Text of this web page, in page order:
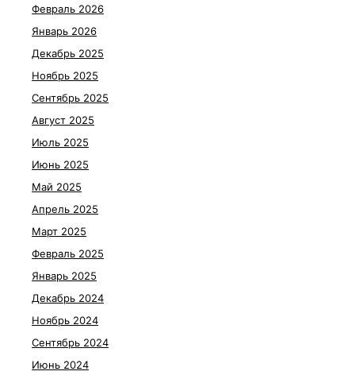
Февраль 2026
Январь 2026
Декабрь 2025
Ноябрь 2025
Сентябрь 2025
Август 2025
Июль 2025
Июнь 2025
Май 2025
Апрель 2025
Март 2025
Февраль 2025
Январь 2025
Декабрь 2024
Ноябрь 2024
Сентябрь 2024
Июнь 2024